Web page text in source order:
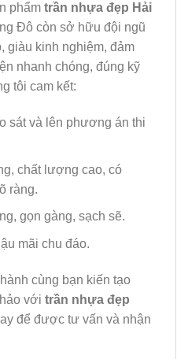
phẩm trần nhựa đẹp Hải
Đô còn sở hữu đội ngũ
giàu kinh nghiệm, đảm
nhanh chóng, đúng kỹ
tôi cam kết:
sát và lên phương án thi
chất lượng cao, có
ràng.
gọn gàng, sạch sẽ.
mãi chu đáo.
cùng bạn kiến tạo
với trần nhựa đẹp
để được tư vấn và nhận